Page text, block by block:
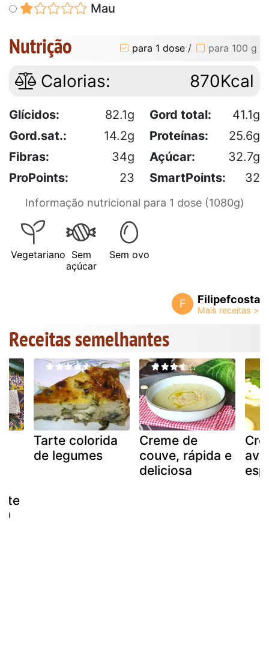
Mau
Nutrição para 1 dose / para 100 g
Calorias: 870Kcal
Glícidos: 82.1g Gord total:
41.1g
Gord.sat.:
14.2g Proteínas:
25.6g
Fibras:
34g Açúcar:
32.7g
ProPoints:
23 SmartPoints: 32
Informação nutricional para 1 dose (1080g)
Vegetariano Sem
açúcar
Sem ovo
F Filipefcosta
Receitas semelhantes
Tarte colorida
de legumes
Creme de
couve, rápida e
deliciosa